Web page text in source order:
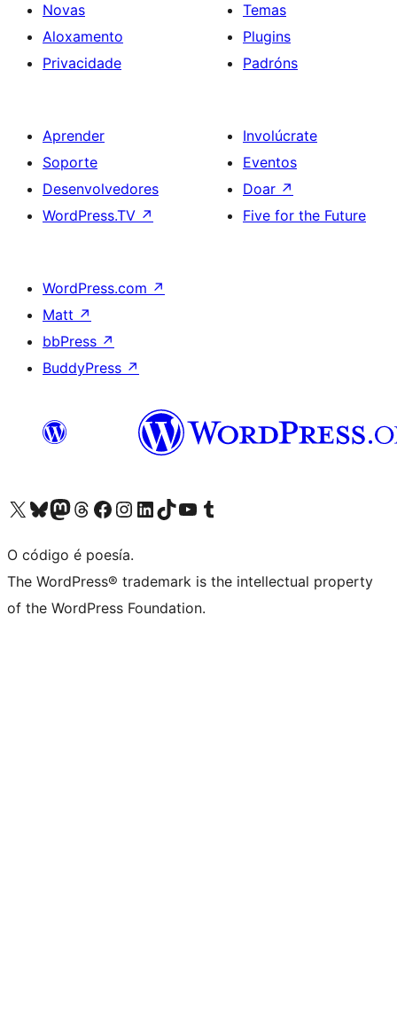
Novas
Aloxamento
Privacidade
Temas
Plugins
Padróns
Aprender
Soporte
Desenvolvedores
WordPress.TV ↗
Involúcrate
Eventos
Doar ↗
Five for the Future
WordPress.com ↗
Matt ↗
bbPress ↗
BuddyPress ↗
Visita la cuenta de X (anteriormente Twitter)
Visita a nosa conta de Bluesky
Visita a nosa conta de Mastodon
Visita a nosa conta de Threads
Visita a nosa páxina de Facebook
Visita a nosa conta de Instagram
Visita a nosa conta de LinkedIn
Visita a nosa conta de TikTok
Visita a nosa canle de YouTube
Visita a nosa conta de Tumblr
O código é poesía.
The WordPress® trademark is the intellectual property
of the WordPress Foundation.